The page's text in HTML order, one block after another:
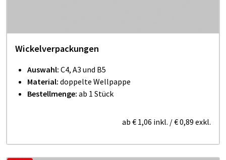
Wickelverpackungen
Auswahl: C4, A3 und B5
Material: doppelte Wellpappe
Bestellmenge: ab 1 Stück
ab € 1,06 inkl. /€ 0,89 exkl.